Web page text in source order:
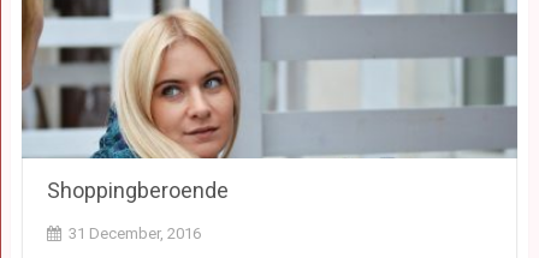
Shoppingberoende
31 December, 2016